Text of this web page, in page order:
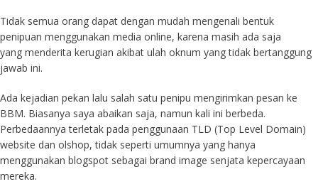
Tidak semua orang dapat dengan mudah mengenali bentuk
penipuan menggunakan media online, karena masih ada saja
yang menderita kerugian akibat ulah oknum yang tidak bertanggung
jawab ini.
Ada kejadian pekan lalu salah satu penipu mengirimkan pesan ke
BBM. Biasanya saya abaikan saja, namun kali ini berbeda.
Perbedaannya terletak pada penggunaan TLD (Top Level Domain)
website dan olshop, tidak seperti umumnya yang hanya
menggunakan blogspot sebagai brand image senjata kepercayaan
mereka.